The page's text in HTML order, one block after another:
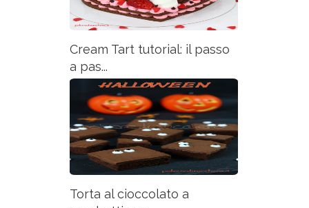
Cream Tart tutorial: il passo
a pas...
Torta al cioccolato a